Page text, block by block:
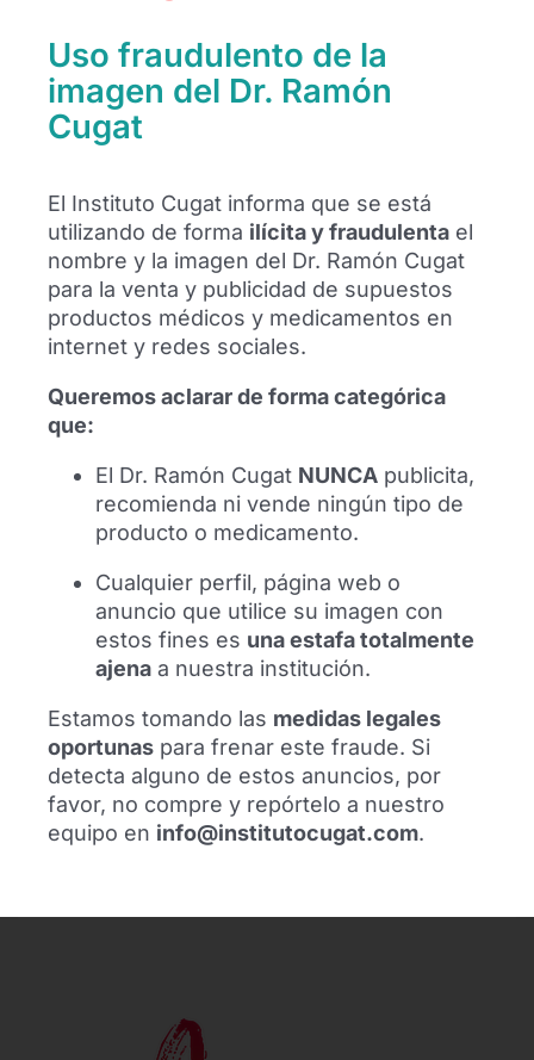
Kostiantyn Vivcharenko se somete a una
artroscopia de rodilla en Barcelona
Kostiantyn Vivcharenko se somete a una
artroscopia de rodilla en Barcelona
lesión con el FC Dynamo Kyiv.
Leer más
El futbolista Alexis Sánchez se
reencuentra con el Dr. Ramón Cugat en
Barcelona
El futbolista Alexis Sánchez se ha
reencontrado con el Dr. Ramón Cugat en
Barcelona para mostrar su agradecimiento
al equipo médico tras años de seguimiento
profesional.
Uso fraudulento de la
imagen del Dr. Ramón
Cugat
El Instituto Cugat informa que se está
utilizando de forma ilícita y fraudulenta el
nombre y la imagen del Dr. Ramón Cugat
para la venta y publicidad de supuestos
productos médicos y medicamentos en
internet y redes sociales.
Queremos aclarar de forma categórica
que:
El Dr. Ramón Cugat NUNCA publicita,
recomienda ni vende ningún tipo de
producto o medicamento.
Cualquier perfil, página web o
anuncio que utilice su imagen con
estos fines es una estafa totalmente
ajena a nuestra institución.
Estamos tomando las medidas legales
oportunas para frenar este fraude. Si
detecta alguno de estos anuncios, por
favor, no compre y repórtelo a nuestro
equipo en info@institutocugat.com.